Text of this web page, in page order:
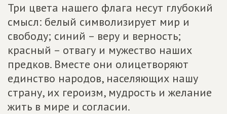
Три цвета нашего флага несут глубокий
смысл: белый символизирует мир и
свободу; синий – веру и верность;
красный – отвагу и мужество наших
предков. Вместе они олицетворяют
единство народов, населяющих нашу
страну, их героизм, мудрость и желание
жить в мире и согласии.